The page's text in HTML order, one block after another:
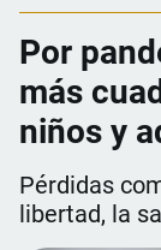
Por
más
niños y
Pérdidas
libertad, la